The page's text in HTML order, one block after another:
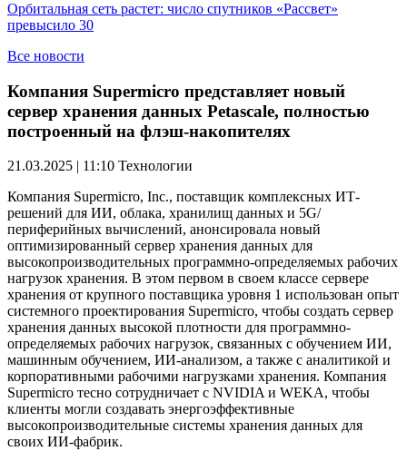
Орбитальная сеть растет: число спутников «Рассвет»
превысило 30
Все новости
Компания Supermicro представляет новый
сервер хранения данных Petascale, полностью
построенный на флэш-накопителях
21.03.2025 | 11:10 Технологии
Компания Supermicro, Inc., поставщик комплексных ИТ-
решений для ИИ, облака, хранилищ данных и 5G/
периферийных вычислений, анонсировала новый
оптимизированный сервер хранения данных для
высокопроизводительных программно-определяемых рабочих
нагрузок хранения. В этом первом в своем классе сервере
хранения от крупного поставщика уровня 1 использован опыт
системного проектирования Supermicro, чтобы создать сервер
хранения данных высокой плотности для программно-
определяемых рабочих нагрузок, связанных с обучением ИИ,
машинным обучением, ИИ-анализом, а также с аналитикой и
корпоративными рабочими нагрузками хранения. Компания
Supermicro тесно сотрудничает с NVIDIA и WEKA, чтобы
клиенты могли создавать энергоэффективные
высокопроизводительные системы хранения данных для
своих ИИ-фабрик.